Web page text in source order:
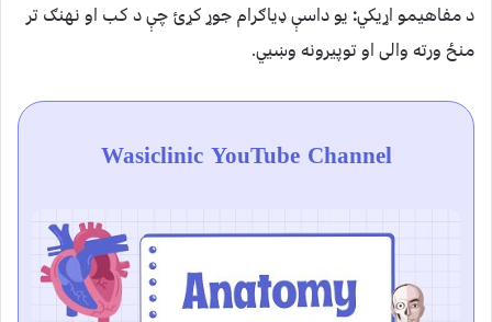
د مفاهيمو اړیکي: یو داسې ډیاګرام جوړ کړئ چې د کب او نهنګ تر
منځ ورته والی او توپیرونه وښيي.
Wasiclinic YouTube Channel